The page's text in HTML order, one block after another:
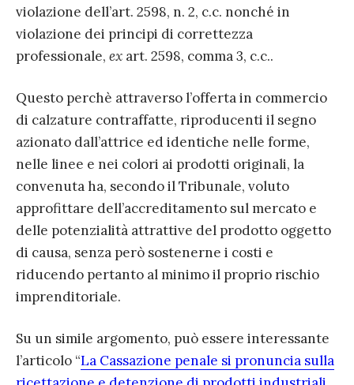
violazione dell’art. 2598, n. 2, c.c. nonché in
violazione dei principi di correttezza
professionale, ex art. 2598, comma 3, c.c..
Questo perchè attraverso l’offerta in commercio
di calzature contraffatte, riproducenti il segno
azionato dall’attrice ed identiche nelle forme,
nelle linee e nei colori ai prodotti originali, la
convenuta ha, secondo il Tribunale, voluto
approfittare dell’accreditamento sul mercato e
delle potenzialità attrattive del prodotto oggetto
di causa, senza però sostenerne i costi e
riducendo pertanto al minimo il proprio rischio
imprenditoriale.
Su un simile argomento, può essere interessante
l’articolo “La Cassazione penale si pronuncia sulla